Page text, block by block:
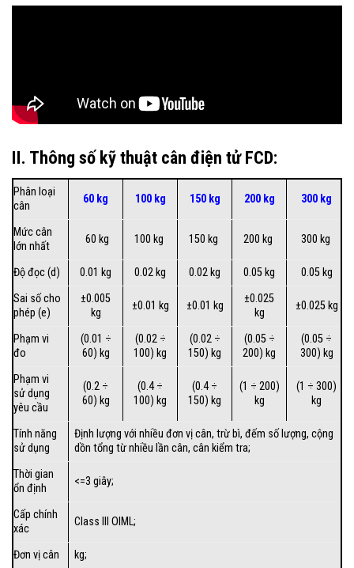
II. Thông số kỹ thuật cân điện tử FCD:
Phân loại
cân
60 kg 100 kg 150 kg 200 kg 300 kg
Mức cân
lớn nhất
60 kg 100 kg 150 kg 200 kg 300 kg
Độ đọc (d) 0.01 kg 0.02 kg 0.02 kg 0.05 kg
0.05 kg
Sai số cho
phép (e)
±0.005
kg
±0.01 kg ±0.01 kg
±0.025
kg
±0.025 kg
Phạm vi
đo
(0.01 ÷
60) kg
(0.02 ÷
100) kg
(0.02 ÷
150) kg
(0.05 ÷
200) kg
(0.05 ÷
300) kg
Phạm vi
sử dụng
yêu cầu
(0.2 ÷
60) kg
(0.4 ÷
100) kg
(0.4 ÷
150) kg
(1 ÷ 200)
kg
(1 ÷ 300)
kg
Tính năng
sử dụng
Định lượng với nhiều đơn vị cân, trừ bì, đếm số lượng, cộng
dồn tổng từ nhiều lần cân, cân kiểm tra;
Thời gian
ổn định
<=3 giây;
Cấp chính
xác
Class III OIML;
Đơn vị cân kg;